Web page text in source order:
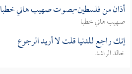
أذان من فلسطين-بصوت صهيب هاني خطبا
صهيب هاني خطبا
إنك راجع للدنيا قلت لا أريد الرجوع
خالد الراشد